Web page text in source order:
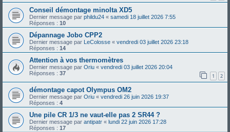
Conseil démontage minolta XD5
Dernier message par phildu24 « samedi 18 juillet 2026 7:55
Réponses : 10
Dépannage Jobo CPP2
Dernier message par LeColosse « vendredi 03 juillet 2026 23:18
Réponses : 14
Attention à vos thermomètres
Dernier message par Oriu « vendredi 03 juillet 2026 20:04
Réponses : 37 1 2
démontage capot Olympus OM2
Dernier message par Oriu « vendredi 26 juin 2026 19:37
Réponses : 4
Une pile CR 1/3 ne vaut-elle pas 2 SR44 ?
Dernier message par antipatr « lundi 22 juin 2026 17:28
Réponses : 17